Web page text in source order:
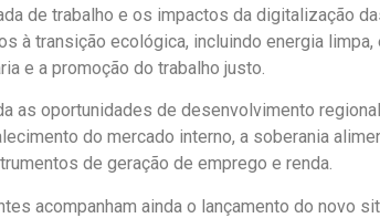
de trabalho e os impactos da digitalização
à transição ecológica, incluindo energia
e a promoção do trabalho justo.
as oportunidades de desenvolvimento
do mercado interno, a soberania
de geração de emprego e renda.
acompanham ainda o lançamento do novo